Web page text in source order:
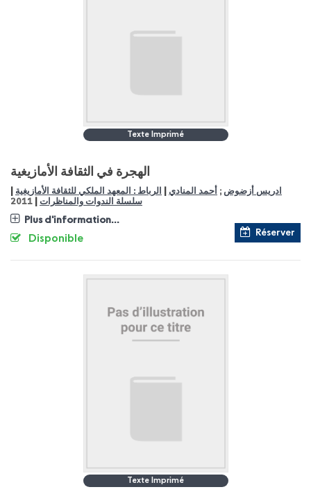
Texte Imprimé
الهجرة في الثقافة الأمازيغية
ادريس أزضوض ; أحمد المنادي الرباط : المعهد الملكي للثقافة الأمازيغية
سلسلة الندوات والمناظرات 2011
Plus d'information...
Réserver
Disponible
Texte Imprimé